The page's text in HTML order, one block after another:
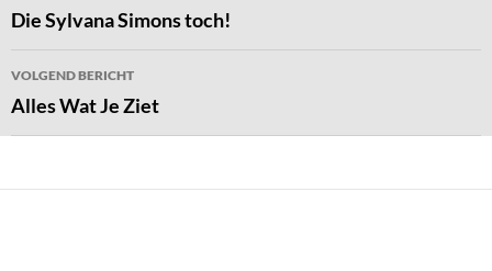
navigatie
Die Sylvana Simons toch!
VOLGEND BERICHT
Alles Wat Je Ziet